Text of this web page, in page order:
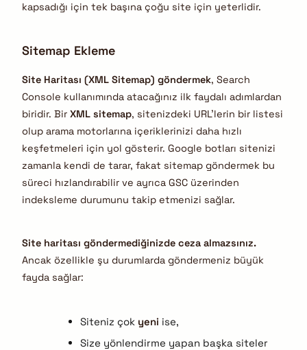
kapsadığı için tek başına çoğu site için yeterlidir.
Sitemap Ekleme
Site Haritası (XML Sitemap) göndermek, Search
Console kullanımında atacağınız ilk faydalı adımlardan
biridir. Bir XML sitemap, sitenizdeki URL’lerin bir listesi
olup arama motorlarına içeriklerinizi daha hızlı
keşfetmeleri için yol gösterir. Google botları sitenizi
zamanla kendi de tarar, fakat sitemap göndermek bu
süreci hızlandırabilir ve ayrıca GSC üzerinden
indeksleme durumunu takip etmenizi sağlar.
Site haritası göndermediğinizde ceza almazsınız.
Ancak özellikle şu durumlarda göndermeniz büyük
fayda sağlar:
Siteniz çok yeni ise,
Size yönlendirme yapan başka siteler